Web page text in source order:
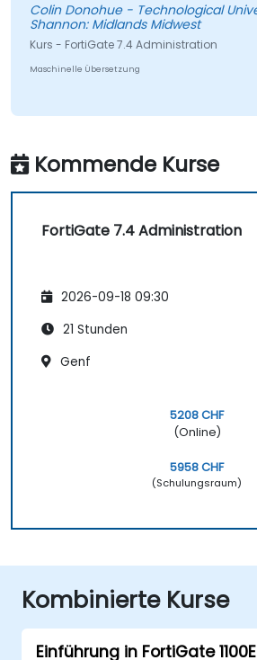
Colin Donohue - Technological University of the
Shannon: Midlands Midwest
Kurs - FortiGate 7.4 Administration
Maschinelle Übersetzung
Kommende Kurse
FortiGate 7.4 Administration
2026-09-18 09:30
21 Stunden
Genf
5208 CHF
(Online)
5958 CHF
(Schulungsraum)
Kombinierte Kurse
Einführung in FortiGate 1100E